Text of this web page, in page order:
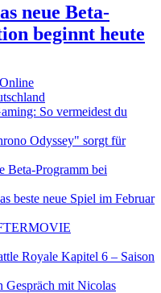
neue Beta-
beginnt heute
So vermeidest du
Odyssey" sorgt für
Beta-Programm bei
beste neue Spiel im Februar
Royale Kapitel 6 – Saison
Gespräch mit Nicolas